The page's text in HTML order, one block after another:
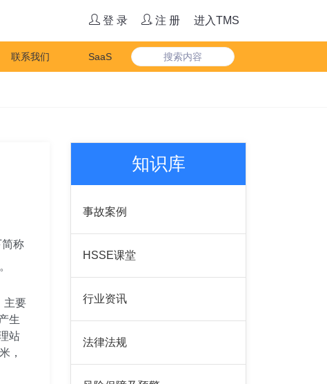
登 录 注 册 进入TMS
联系我们 SaaS
称
主要
生
站
，
知识库
事故案例
HSSE课堂
行业资讯
法律法规